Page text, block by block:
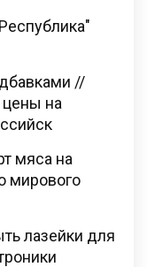
//
на
мяса на
мирового
лазейки для